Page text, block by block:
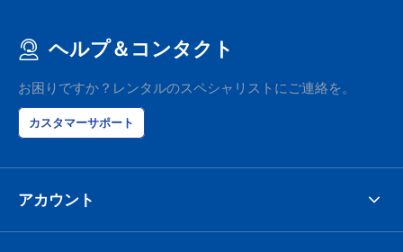
ヘルプ＆コンタクト
お困りですか？レンタルのスペシャリストにご連絡を。
カスタマーサポート
アカウント